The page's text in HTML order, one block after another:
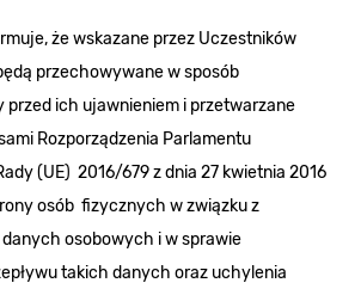
że wskazane przez Uczestników
przechowywane w sposób
przed ich ujawnieniem i przetwarzane
Rozporządzenia Parlamentu
(UE) 2016/679 z dnia 27 kwietnia 2016
osób fizycznych w związku z
osobowych i w sprawie
takich danych oraz uchylenia